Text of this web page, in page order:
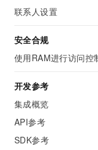
联系人设置
安全合规
使用RAM进行访问控
开发参考
集成概览
API参考
SDK参考